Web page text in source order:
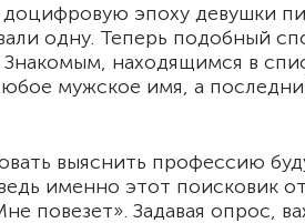
эпоху девушки
одну. Теперь подобный
находящимся в
мужское имя, а
выяснить профессию
именно этот поисковик
повезет». Задавая опрос,